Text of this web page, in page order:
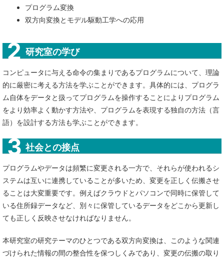
プログラム変換
双方向変換とモデル駆動工学への応用
研究室の学び
コンピュータに与える命令の集まりであるプログラムについて、理論
的に厳密に考える方法を学ぶことができます。具体的には、プログラ
ム自体をデータと扱ってプログラムを操作することによりプログラム
をより効率よく動かす方法や、プログラムを表現する独自の方法（言
語）を設計する方法も学ぶことができます。
社会との接点
プログラムやデータは頻繁に変更される一方で、それらが使われるシ
ステムは互いに連携していることが多いため、変更を正しく伝搬させ
ることは大変重要です。例えばクラウドとパソコンで同時に保管して
いる住所録データなど、別々に保管しているデータをどこから更新し
ても正しく反映させなければなりません。
本研究室の研究テーマのひとつである双方向変換は、このような関連
づけられた情報の間の整合性を保つしくみであり、変更の伝搬の取り